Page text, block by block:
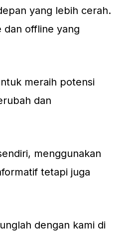
yang lebih cerah.
dan offline yang
meraih potensi
dan
menggunakan
tetapi juga
dengan kami di